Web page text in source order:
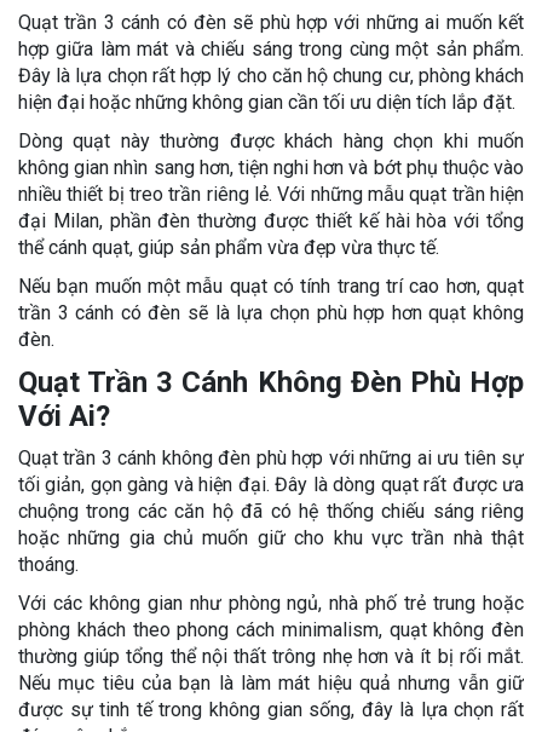
Quạt trần 3 cánh có đèn sẽ phù hợp với những ai muốn kết
hợp giữa làm mát và chiếu sáng trong cùng một sản phẩm.
Đây là lựa chọn rất hợp lý cho căn hộ chung cư, phòng khách
hiện đại hoặc những không gian cần tối ưu diện tích lắp đặt.
Dòng quạt này thường được khách hàng chọn khi muốn
không gian nhìn sang hơn, tiện nghi hơn và bớt phụ thuộc vào
nhiều thiết bị treo trần riêng lẻ. Với những mẫu quạt trần hiện
đại Milan, phần đèn thường được thiết kế hài hòa với tổng
thể cánh quạt, giúp sản phẩm vừa đẹp vừa thực tế.
Nếu bạn muốn một mẫu quạt có tính trang trí cao hơn, quạt
trần 3 cánh có đèn sẽ là lựa chọn phù hợp hơn quạt không
đèn.
Quạt Trần 3 Cánh Không Đèn Phù Hợp
Với Ai?
Quạt trần 3 cánh không đèn phù hợp với những ai ưu tiên sự
tối giản, gọn gàng và hiện đại. Đây là dòng quạt rất được ưa
chuộng trong các căn hộ đã có hệ thống chiếu sáng riêng
hoặc những gia chủ muốn giữ cho khu vực trần nhà thật
thoáng.
Với các không gian như phòng ngủ, nhà phố trẻ trung hoặc
phòng khách theo phong cách minimalism, quạt không đèn
thường giúp tổng thể nội thất trông nhẹ hơn và ít bị rối mắt.
Nếu mục tiêu của bạn là làm mát hiệu quả nhưng vẫn giữ
được sự tinh tế trong không gian sống, đây là lựa chọn rất